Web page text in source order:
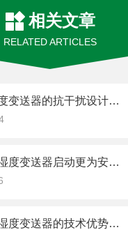
相关文章
RELATED ARTICLES
揭秘温湿度变送器的抗干扰设计与信号稳定性
如何使温湿度变送器启动更为安全可靠？
维萨拉温湿度变送器的技术优势与特点